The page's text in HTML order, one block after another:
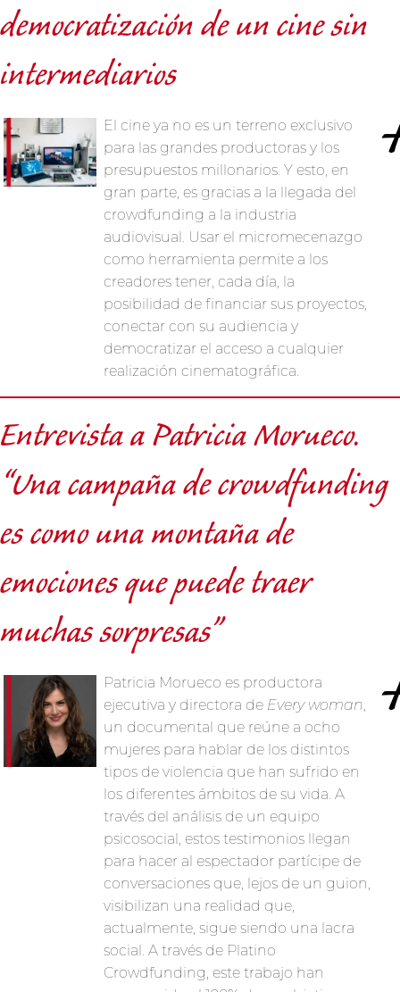
democratización de un cine sin
intermediarios
El cine ya no es un terreno exclusivo
para las grandes productoras y los
presupuestos millonarios. Y esto, en
gran parte, es gracias a la llegada del
crowdfunding a la industria
audiovisual. Usar el micromecenazgo
como herramienta permite a los
creadores tener, cada día, la
posibilidad de financiar sus proyectos,
conectar con su audiencia y
democratizar el acceso a cualquier
realización cinematográfica.
Entrevista a Patricia Morueco.
“Una campaña de crowdfunding
es como una montaña de
emociones que puede traer
muchas sorpresas”
Patricia Morueco es productora
ejecutiva y directora de Every woman
un documental que reúne a ocho
mujeres para hablar de los distintos
tipos de violencia que han sufrido en
los diferentes ámbitos de su vida. A
través del análisis de un equipo
psicosocial, estos testimonios llegan
para hacer al espectador partícipe de
conversaciones que, lejos de un guion,
visibilizan una realidad que,
actualmente, sigue siendo una lacra
social. A través de Platino
Crowdfunding, este trabajo han